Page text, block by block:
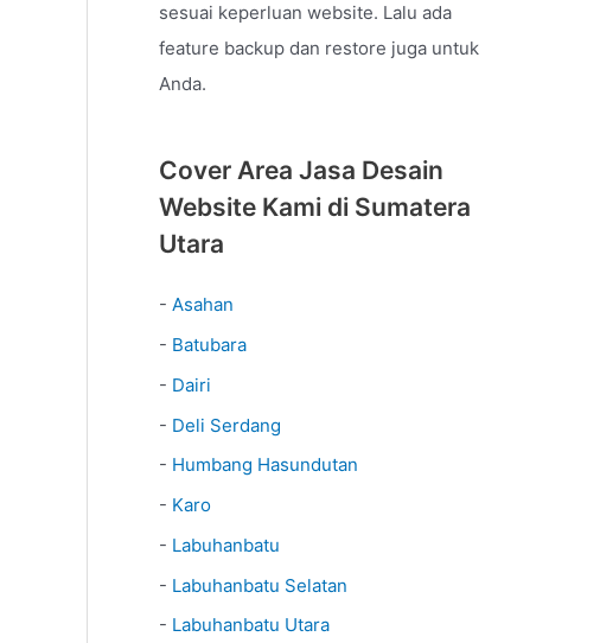
sesuai keperluan website. Lalu ada
feature backup dan restore juga untuk
Anda.
Cover Area Jasa Desain
Website Kami di Sumatera
Utara
- Asahan
- Batubara
- Dairi
- Deli Serdang
- Humbang Hasundutan
- Karo
- Labuhanbatu
- Labuhanbatu Selatan
- Labuhanbatu Utara